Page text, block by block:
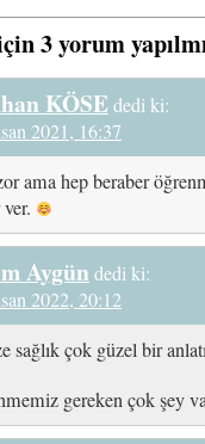
3 yorum
KÖSEdedi ki:
2021, 16:37
ama hep beraber
Aygün dedi ki:
2022, 20:12
sağlık çok güzel bir
gereken çok şey